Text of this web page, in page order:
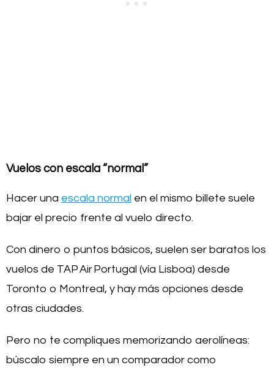
Vuelos con escala “normal”
Hacer una escala normal en el mismo billete suele
bajar el precio frente al vuelo directo.
Con dinero o puntos básicos, suelen ser baratos los
vuelos de TAP Air Portugal (vía Lisboa) desde
Toronto o Montreal, y hay más opciones desde
otras ciudades.
Pero no te compliques memorizando aerolíneas:
búscalo siempre en un comparador como